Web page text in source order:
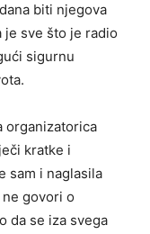
biti njegova
je sve što je radio
sigurnu
organizatorica
kratke i
sam i naglasila
govori o
da se iza svega